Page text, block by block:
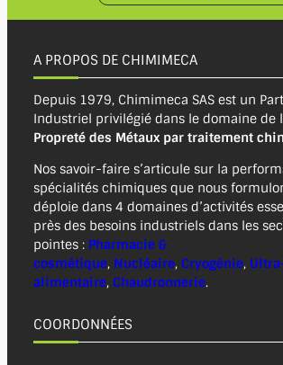
A PROPOS DE CHIMIMECA
Depuis 1979, Chimimeca SAS est un
Industriel privilégié dans le domaine de
Propreté des Métaux par traitement
Nos savoir-faire s’articule sur la
spécialités chimiques que nous
déploie dans 4 domaines d’activités
près des besoins industriels dans les
pointes : Pharmacie &
cosmétique, Nucléaire, Cryogénie,
alimentaire, Chaudronnerie.
COORDONNÉES